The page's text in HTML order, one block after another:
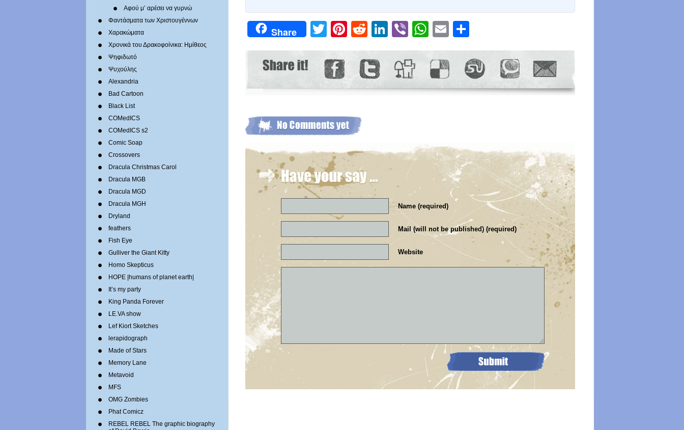
Αφού μ’ αρέσει να γυρνώ
Φαντάσματα των Χριστουγέννων
Χαρακώματα
Χρονικά του Δρακοφοίνικα: Ημίθεος
Ψηφιδωτό
Ψυχούλης
Alexandria
Bad Cartoon
Black List
COMedICS
COMedICS s2
Comic Soap
Crossovers
Dracula Christmas Carol
Dracula MGB
Dracula MGD
Dracula MGH
Dryland
feathers
Fish Eye
Gulliver the Giant Kitty
Homo Skepticus
HOPE |humans of planet earth|
It’s my party
King Panda Forever
LE.VA show
Lef Kiort Sketches
lerapidograph
Made of Stars
Memory Lane
Metavoid
MFS
OMG Zombies
Phat Comicz
REBEL REBEL The graphic biography
Share Twitter
Pinterest
RedditLinkedIn
ViberWhatsApp
Email
Name (required)
Mail (will not be published) (required)
Website